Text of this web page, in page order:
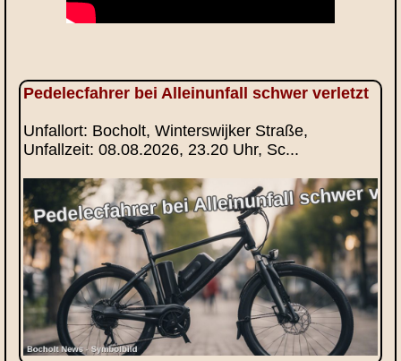
Pedelecfahrer bei Alleinunfall schwer verletzt
Unfallort: Bocholt, Winterswijker Straße,
Unfallzeit: 08.08.2026, 23.20 Uhr, Sc...